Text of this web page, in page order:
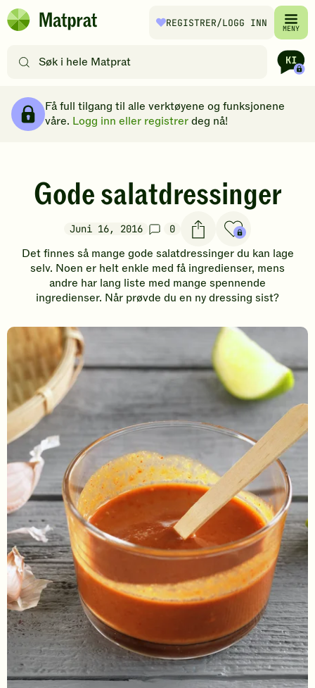
Hopp til hovedinnhold
Matprat
REGISTRER/LOGG INN MENY
etter
filtre
Få full tilgang til alle verktøyene og funksjonene
våre. Logg inn eller registrerdeg nå!
Gode salatdressinger
Juni 16, 2016 0
Det finnes så mange gode salatdressinger du kan lage
selv. Noen er helt enkle med få ingredienser, mens
andre har lang liste med mange spennende
ingredienser. Når prøvde du en ny dressing sist?